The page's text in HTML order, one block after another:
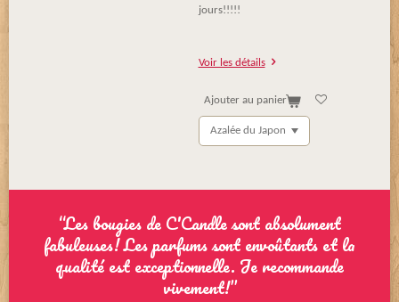
jours!!!!!
Voir les détails
Ajouter au panier
“Les bougies de C'Candle sont absolument
fabuleuses! Les parfums sont envoûtants et la
qualité est exceptionnelle. Je recommande
vivement!”